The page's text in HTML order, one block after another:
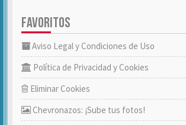
FAVORITOS
Aviso Legal y Condiciones de Uso
Política de Privacidad y Cookies
Eliminar Cookies
Chevronazos: ¡Sube tus fotos!